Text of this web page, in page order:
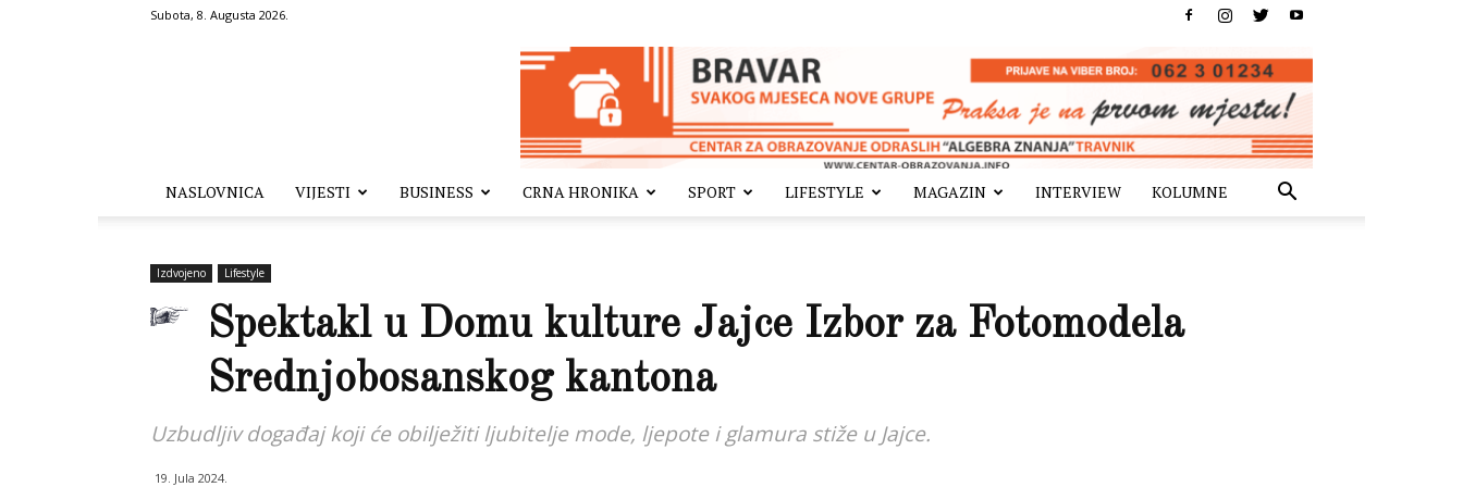
Subota, 8. Augusta 2026.
NASLOVNICA VIJESTI BUSINESS CRNA HRONIKA SPORT LIFESTYLE MAGAZIN INTERVIEW KOLUMNE
Izdvojeno Lifestyle
Spektakl u Domu kulture Jajce Izbor za Fotomodela
Srednjobosanskog kantona
Uzbudljiv događaj koji će obilježiti ljubitelje mode, ljepote i glamura stiže u Jajce.
19. Jula 2024.